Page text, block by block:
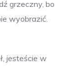
grzeczny, bo
wyobrazić.
jesteście w